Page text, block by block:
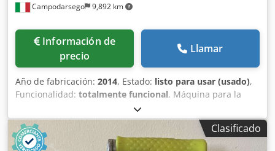
Campodarsego 9,892 km
Información de
precio
Llamar
Año de fabricación: 2014, Estado: listo para usar (usado),
Funcionalidad: totalmente funcional, Máquina para la
aplicación de aislamiento X-Floc EM400/440 Máquina
profesional de alto rendimiento diseñada para procesar
una amplia gama de materiales de aislamiento y fibras
sueltas. Apta para la aplicación por soplado, inyección en
Clasificado